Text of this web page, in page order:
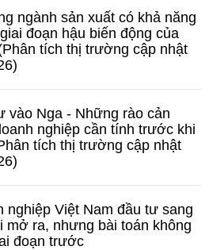
ngành sản xuất có khả năng
đoạn hậu biến động của
tích thị trường cập nhật
vào Nga - Những rào cản
nghiệp cần tính trước khi
tích thị trường cập nhật
nghiệp Việt Nam đầu tư sang
mở ra, nhưng bài toán không
đoạn trước